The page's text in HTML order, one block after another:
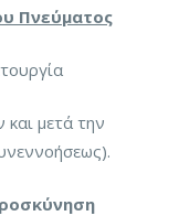
Πνεύματος
μετά την